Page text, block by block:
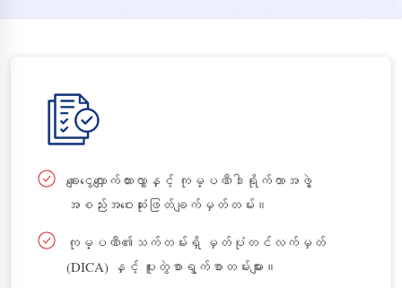
ချေးငွေလျှောက်ထားလွှာနှင့် ကုမ္ပဏီဒါရိုက်တာအဖွဲ့
အစည်းအဝေးဆုံးဖြတ်ချက်မှတ်တမ်း။
ကုမ္ပဏီ၏သက်တမ်းရှိ မှတ်ပုံတင်လက်မှတ်
(DICA) နှင့် ပူးတွဲစာရွက်စာတမ်းများ။